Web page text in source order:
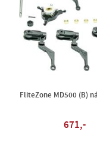
FliteZone MD500 (B)
671,-